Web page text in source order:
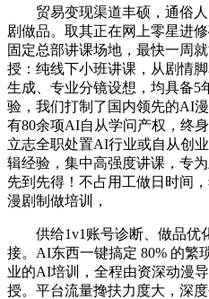
贸易变现渠道丰硕，通俗人
剧做品。取其正在网上零星进
固定总部讲课场地，最快一周
授：纯线下小班讲课，从剧情
生成、专业分镜设想，均具备5
验，我们打制了国内领先的AI
有80余项AI自从学问产权，终
立志全职处置AI行业或自从创
辑经验，集中高强度讲课，专
先到先得！不占用工做日时间
漫剧制做培训，
供给1v1账号诊断、做品优
接。AI东西一键搞定 80% 的繁
业的AI培训，全程由资深动漫
授。平台流量搀扶力度大，深